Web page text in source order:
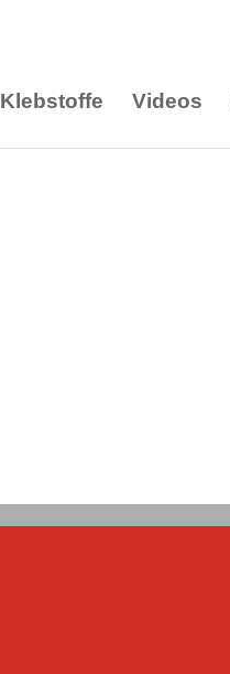
Klebstoffe Videos